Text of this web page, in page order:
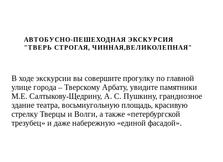
АВТОБУСНО-ПЕШЕХОДНАЯ ЭКСКУРСИЯ
"ТВЕРЬ СТРОГАЯ, ЧИННАЯ,ВЕЛИКОЛЕПНАЯ"
В ходе экскурсии вы совершите прогулку по главной
улице города – Тверскому Арбату, увидите памятники
М.Е. Салтыкову-Щедрину, А. С. Пушкину, грандиозное
здание театра, восьмиугольную площадь, красивую
стрелку Тверцы и Волги, а также «петербургской
трезубец» и даже набережную «единой фасадой».